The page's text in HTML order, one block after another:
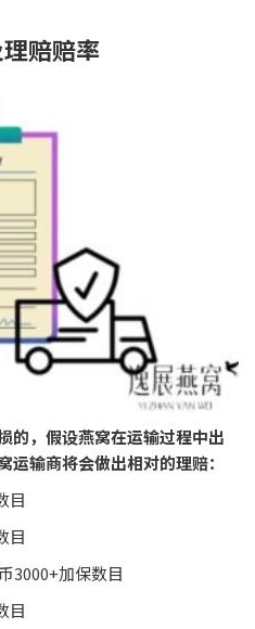
赔赔率
的，假设燕窝在运输过程中出
输商将会做出相对的理赔：
目
目
3000+加保数目
目